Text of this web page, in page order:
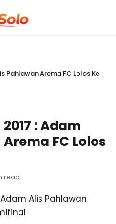
Pahlawan Arema FC Lolos Ke
: Adam
FC Lolos
read